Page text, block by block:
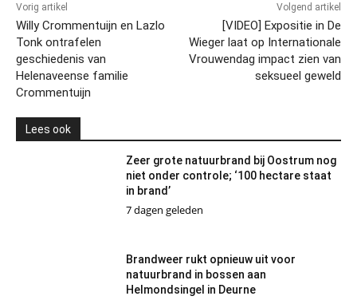
Vorig artikel
Willy Crommentuijn en Lazlo
Tonk ontrafelen
geschiedenis van
Helenaveense familie
Crommentuijn
Volgend artikel
[VIDEO] Expositie in De
Wieger laat op Internationale
Vrouwendag impact zien van
seksueel geweld
Lees ook
Zeer grote natuurbrand bij Oostrum nog
niet onder controle; ‘100 hectare staat
in brand’
7 dagen geleden
Brandweer rukt opnieuw uit voor
natuurbrand in bossen aan
Helmondsingel in Deurne